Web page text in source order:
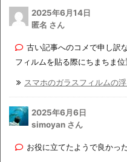
2025年6月14日
匿名 さん
古い記事へのコメで申し訳
フィルムを貼る際にちまちま
スマホのガラスフィルムの
2025年6月6日
simoyan さん
お役に立てたようで良かっ